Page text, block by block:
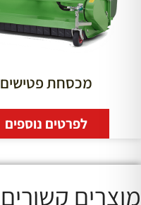
מכסחת פטישים
לפרטים נוספים
מוצרים קשורים